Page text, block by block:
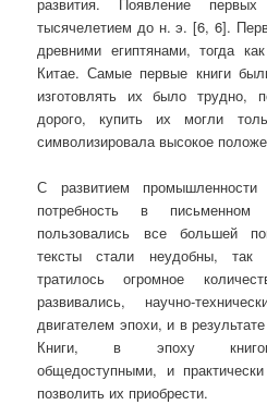
тысячелетием до н. э. [6, 6].
древними египтянами, тогда
Китае. Самые первые книги
изготовлять их было трудно,
дорого, купить их могли
символизировала высокое
С развитием
потребность в письменном
пользовались все большей
тексты стали неудобны, так
тратилось огромное
развивались, научно-
двигателем эпохи, и в
Книги, в эпоху
общедоступными, и
позволить их приобрести.